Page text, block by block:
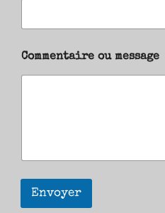
Commentaire ou message
Envoyer